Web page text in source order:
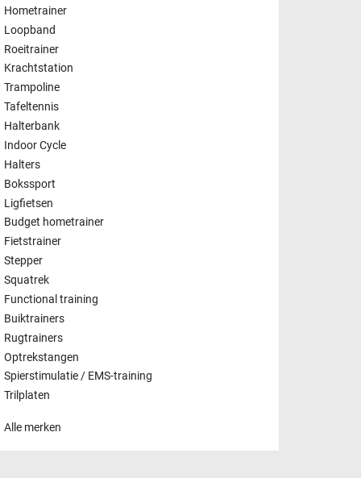
Hometrainer
Loopband
Roeitrainer
Krachtstation
Trampoline
Tafeltennis
Halterbank
Indoor Cycle
Halters
Bokssport
Ligfietsen
Budget hometrainer
Fietstrainer
Stepper
Squatrek
Functional training
Buiktrainers
Rugtrainers
Optrekstangen
Spierstimulatie / EMS-training
Trilplaten
Alle merken